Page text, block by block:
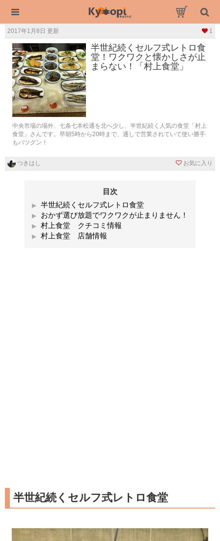
2017年1月8日 更新 1
半世紀続くセルフ式レトロ食
堂！ワクワクと懐かしさが止
まらない！「村上食堂」
中央市場の場外、七条七本松通を北へ少し、半世紀続く人気の食堂「村上
食堂」さんです。早朝5時から20時まで、通しで営業されていて使い勝手
もバツグン！
つきはし お気に入り
目次
半世紀続くセルフ式レトロ食堂
おかず選び放題でワクワクが止まりません！
村上食堂 クチコミ情報
村上食堂 店舗情報
半世紀続くセルフ式レトロ食堂